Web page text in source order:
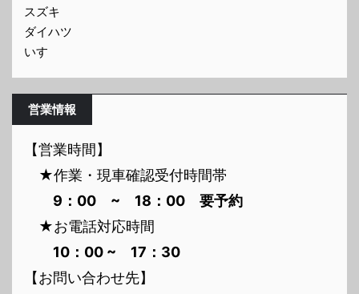
スズキ
ダイハツ
いすゞ
営業情報
【営業時間】
★作業・現車確認受付時間帯
9：00 ~ 18：00 要予約
★お電話対応時間
10：00 ~ 17：30
【お問い合わせ先】